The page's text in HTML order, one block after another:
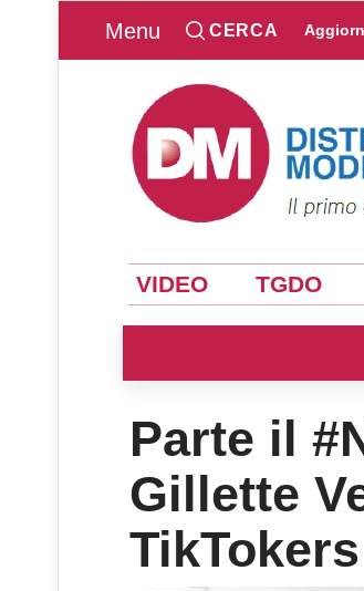
Menu CERCA
VIDEO TGDO
Parte il
Gillette
TikTokers